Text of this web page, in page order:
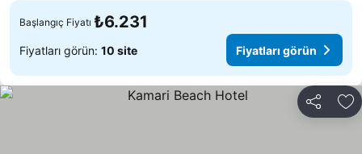
Başlangıç Fiyatı ₺6.231
Fiyatları görün: 10 site Fiyatları görün
Paylaş